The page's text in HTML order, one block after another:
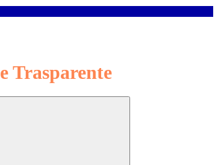
Trasparente